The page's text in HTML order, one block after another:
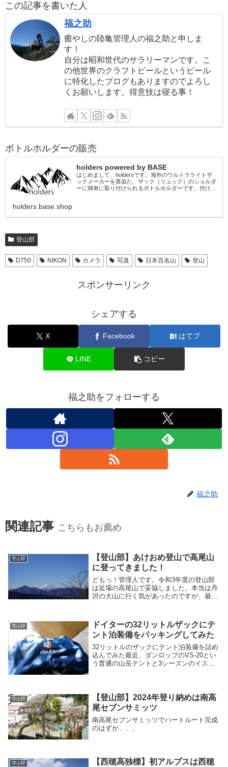
この記事を書いた人
福之助
癒やしの陸亀管理人の福之助と申しま
す！
自分は昭和世代のサラリーマンです。こ
の他世界のクラフトビールというビール
に特化したブログもありますのでよろし
くお願いします。得意技は寝る事！
ボトルホルダーの販売
holders powered by BASE
はじめまして、holdersです。海外のウルトラライトザ
ックメーカーを真似た、ザック（リュック）のショルダ
ーに簡単に取り付けられるボトルホルダーです。付ける
holders.base.shop
登山部
D750 NIKON カメラ 写真 日本百名山 登山
スポンサーリンク
シェアする
X Facebook はてブ
LINE コピー
福之助をフォローする
福之助
関連記事 こちらもお薦め
登山部
【登山部】あけおめ登山で高尾山
に登ってきました！
どもっ！管理人です。令和3年度の登山部
は近場の高尾山で妥協しました。本当は丹
沢の大山に行く気があったのですが、最近
登山部
ドイターの32リットルザックにテ
ント泊装備をパッキングしてみた
32リットルのザックにテント泊装備を詰め
込んでみた最近、ダンロップのVS-20とい
う普通の山岳テントと3シーズンのイスカ
登山部
【登山部】2024年登り納めは南高
尾セブンサミッツ
南高尾セブンサミッツでハートルート完成
のはずが、、、
登山部
【西穂高独標】初アルプスは西穂